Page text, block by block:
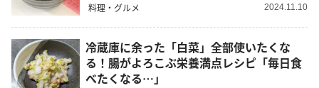
料理・グルメ 2024.11.10
冷蔵庫に余った「白菜」全部使いたくな
る！腸がよろこぶ栄養満点レシピ「毎日食
べたくなる…」